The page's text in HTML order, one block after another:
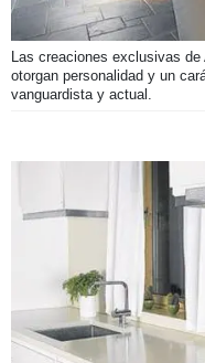
Las creaciones exclusivas
otorgan personalidad y un
vanguardista y actual.